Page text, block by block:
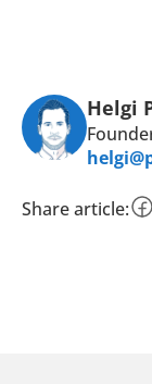
Helgi
Share article: